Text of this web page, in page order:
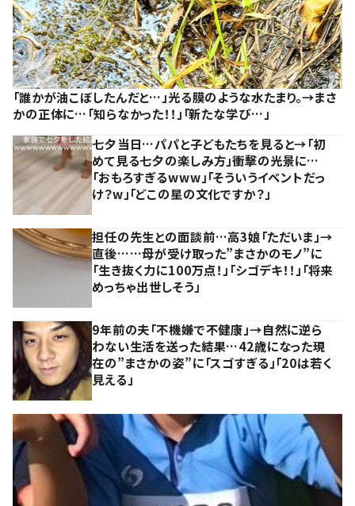
「誰かが油こぼしたんだと…」光る膜のような水たまり。→まさ
かの正体に…「知らなかった！！」「新たな学び…」
七夕当日…パパと子どもたちを見ると→「初
めて見る七夕の楽しみ方」衝撃の光景に…
「おもろすぎるwww」「そういうイベントだっ
け？w」「どこの星の文化ですか？」
担任の先生との面談前…高3娘「ただいま」→
直後……母が受け取った”まさかのモノ”に
「生き抜く力に100万点！」「シゴデキ！！」「将来
めっちゃ出世しそう」
9年前の夫「不機嫌で不健康」→自然に逆ら
わない生活を送った結果…42歳になった現
在の”まさかの姿”に「スゴすぎる」「20は若く
見える」